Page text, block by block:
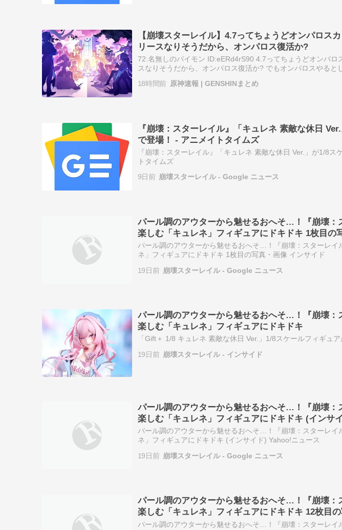
【崩壊スターレイル】4.7ってちょうどオンパロス
リースなりそうだから、オンパロス復活か?
72:名無しのパイモン ID:eERd4rS90 4.7ってちょうどオンパロ
スなりそうだから、オンパロス復活か? でもオンパロスやると
18時間前 原神速報 | GENSHINまとめ
『崩壊：スターレイル』「キュレネ 素敵な休日
で登場！ - アニメイトタイムズ
『崩壊：スターレイル』「キュレネ 素敵な休日 Ver.」が1/8ス
トタイムズ
9日前 崩壊スターレイル - Google ニュース
パール調のアウターから魅せるおへそ…！『崩壊：
楽しむ「キュレネ」フィギュアにドキドキ 1枚目の
パール調のアウターから魅せるおへそ…！『崩壊：スターレイ
ネ」フィギュアにドキドキ 1枚目の写真・画像 インサイド
19日前 崩壊スターレイル - Google ニュース
パール調のアウターから魅せるおへそ…！『崩壊：
楽しむ「キュレネ」フィギュアにドキドキ
「Gift＋ 1/8 キュレネ 素敵な休日 Ver.」1/8スケールフィギュア
19日前 崩壊スターレイル - インサイド
パール調のアウターから魅せるおへそ…！『崩壊：
楽しむ「キュレネ」フィギュアにドキドキ (インサ
パール調のアウターから魅せるおへそ…！『崩壊：スターレイ
ネ」フィギュアにドキドキ (インサイド) Yahoo!ニュース
19日前 崩壊スターレイル - Google ニュース
パール調のアウターから魅せるおへそ…！『崩壊：
楽しむ「キュレネ」フィギュアにドキドキ 12枚目
パール調のアウターから魅せるおへそ…！『崩壊：スターレイ